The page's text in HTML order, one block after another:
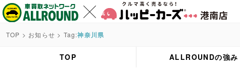
TOP > お知らせ > Tag:神奈川県
TOP ALLROUNDの強み